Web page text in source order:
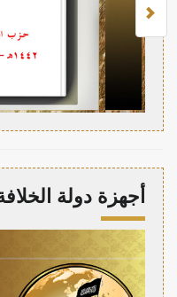
أجهزة دولة